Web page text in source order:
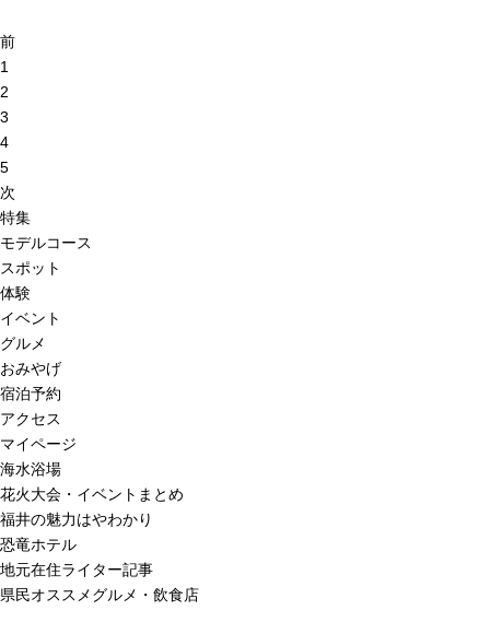
前
1
2
3
4
5
次
特集
モデルコース
スポット
体験
イベント
グルメ
おみやげ
宿泊予約
アクセス
マイページ
海水浴場
花火大会・イベントまとめ
福井の魅力はやわかり
恐竜ホテル
地元在住ライター記事
県民オススメグルメ・飲食店